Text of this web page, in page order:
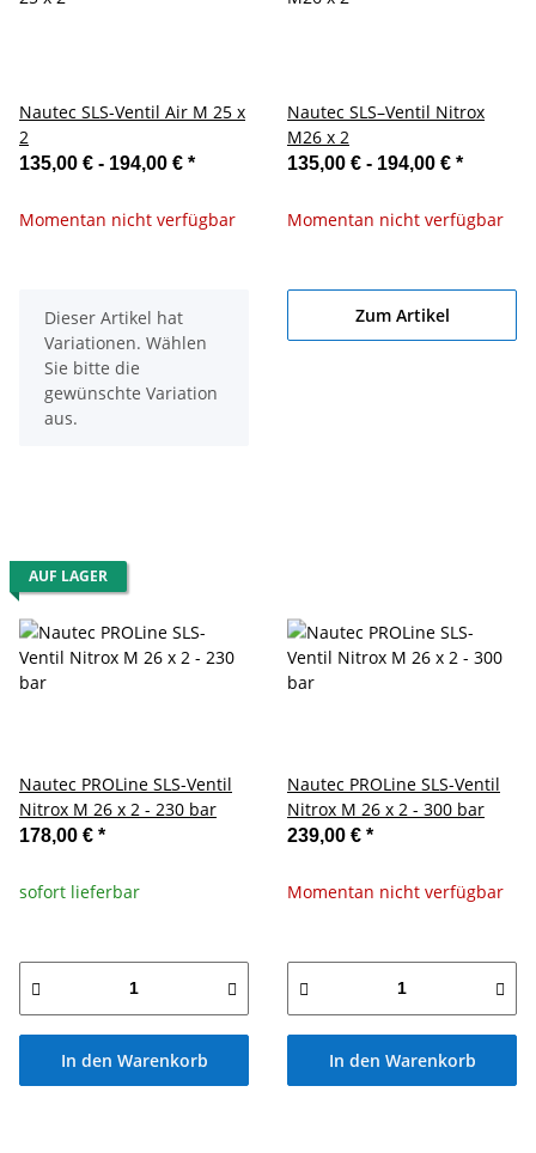
Nautec SLS-Ventil Air M 25 x
2
135,00 € - 194,00 € *
Momentan nicht verfügbar
x
Dieser Artikel hat
Variationen. Wählen
Sie bitte die
gewünschte Variation
aus.
Nautec SLS–Ventil Nitrox
M26 x 2
135,00 € - 194,00 € *
Momentan nicht verfügbar
Zum Artikel
AUF LAGER
Nautec PROLine SLS-Ventil
Nitrox M 26 x 2 - 230 bar
178,00 € *
sofort lieferbar
In den Warenkorb
Nautec PROLine SLS-Ventil
Nitrox M 26 x 2 - 300 bar
239,00 € *
Momentan nicht verfügbar
In den Warenkorb